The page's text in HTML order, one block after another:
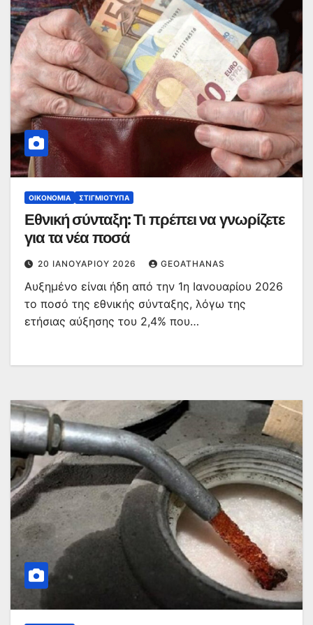
ΟΙΚΟΝΟΜΊΑ ΣΤΙΓΜΙΌΤΥΠΑ
Εθνική σύνταξη: Τι πρέπει να γνωρίζετε
για τα νέα ποσά
20 ΙΑΝΟΥΑΡΊΟΥ 2026 GEOATHANAS
Αυξημένο είναι ήδη από την 1η Ιανουαρίου 2026
το ποσό της εθνικής σύνταξης, λόγω της
ετήσιας αύξησης του 2,4% που…